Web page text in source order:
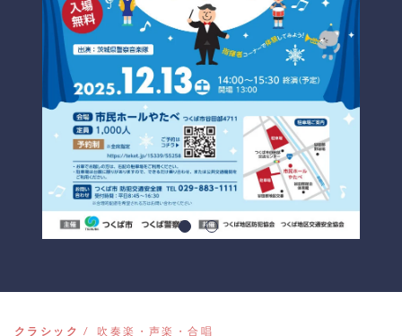
クラシック 吹奏楽・声楽・合唱